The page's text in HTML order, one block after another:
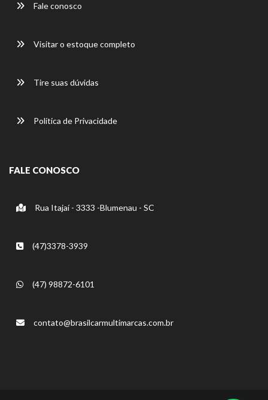
Fale conosco
Visitar o estoque completo
Tire suas dúvidas
Política de Privacidade
FALE CONOSCO
Rua Itajaí - 3333 -Blumenau - SC
(47)3378-3939
(47) 98872-6101
contato@brasilcarmultimarcas.com.br